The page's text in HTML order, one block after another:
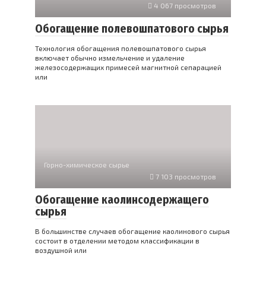
4 067 просмотров
Обогащение полевошпатового сырья
Технология обогащения полевошпатового сырья
включает обычно измельчение и удаление
железосодержащих примесей магнитной сепарацией
или
Горно-химическое сырье
7 103 просмотров
Обогащение каолинсодержащего
сырья
В большинстве случаев обогащение каолинового сырья
состоит в отделении методом классификации в
воздушной или